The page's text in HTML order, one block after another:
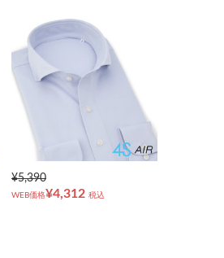
¥5,390
WEB価格¥4,312 税込